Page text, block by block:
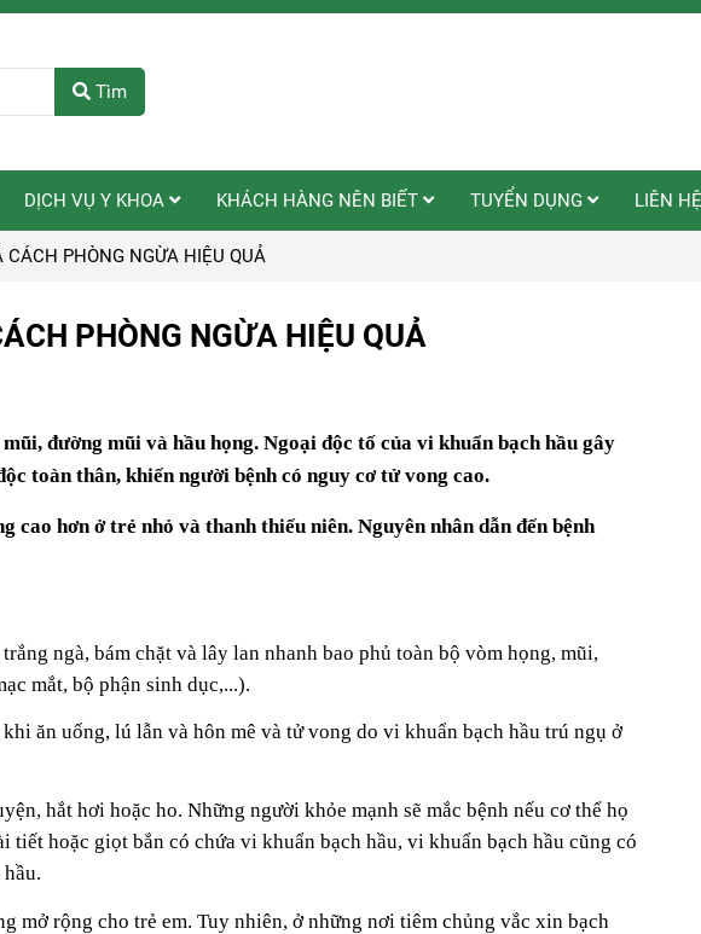
Tìm
DỊCH VỤ Y KHOA KHÁCH HÀNG NÊN BIẾT TUYỂN DỤNG LIÊN HỆ
PHÒNG NGỪA HIỆU QUẢ
PHÒNG NGỪA HIỆU QUẢ
đường mũi và hầu họng. Ngoại độc tố của vi khuẩn bạch hầu gây
toàn thân, khiến người bệnh có nguy cơ tử vong cao.
hơn ở trẻ nhỏ và thanh thiếu niên. Nguyên nhân dẫn đến bệnh
ngà, bám chặt và lây lan nhanh bao phủ toàn bộ vòm họng, mũi,
mắt, bộ phận sinh dục,...).
ăn uống, lú lẫn và hôn mê và tử vong do vi khuẩn bạch hầu trú ngụ ở
hắt hơi hoặc ho. Những người khỏe mạnh sẽ mắc bệnh nếu cơ thể họ
hoặc giọt bắn có chứa vi khuẩn bạch hầu, vi khuẩn bạch hầu cũng có
mở rộng cho trẻ em. Tuy nhiên, ở những nơi tiêm chủng vắc xin bạch